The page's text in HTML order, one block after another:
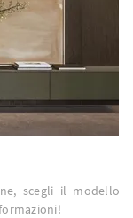
scegli il modello